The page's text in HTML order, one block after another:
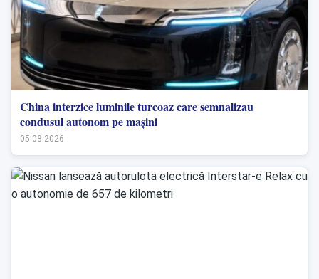
China interzice luminile turcoaz care semnalizau
condusul autonom pe mașini
05.08.2026